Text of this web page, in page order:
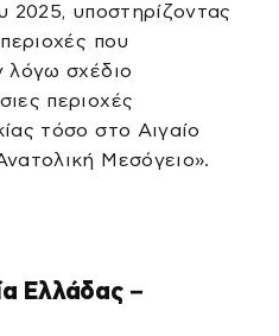
2025, υποστηρίζοντας
που
λόγω σχέδιο
περιοχές
τόσο στο Αιγαίο
Μεσόγειο».
Ελλάδας –